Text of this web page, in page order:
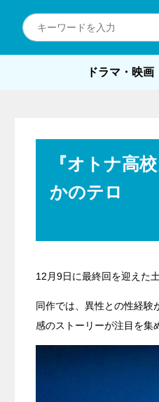
ドラマ・映画
『オトナ高
かのテロ
12月9日に最終回を迎えた
同作では、異性との性経験
感のストーリーが注目を集